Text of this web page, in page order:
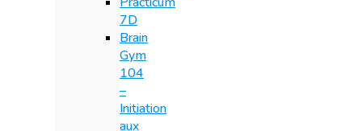
7D
Brain
Gym
104
–
Initiation
aux